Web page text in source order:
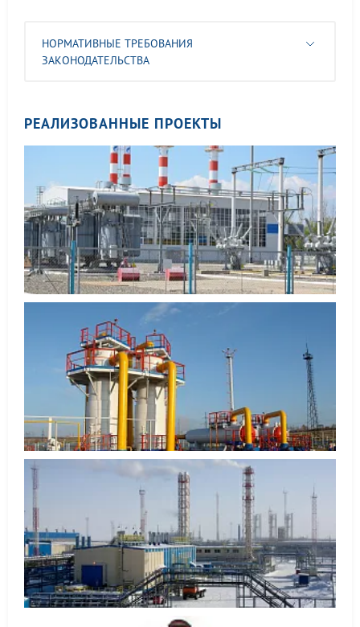
НОРМАТИВНЫЕ ТРЕБОВАНИЯ
ЗАКОНОДАТЕЛЬСТВА
РЕАЛИЗОВАННЫЕ ПРОЕКТЫ